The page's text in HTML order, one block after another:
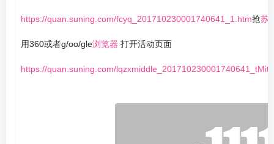
https://quan.suning.com/fcyq_201710230001740641_1.htm抢苏
用360或者g/oo/gle浏览器 打开活动页面
https://quan.suning.com/